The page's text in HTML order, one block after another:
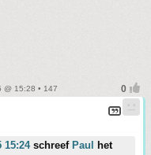
@ 15:28 • 147
15:24schreef Paul
het